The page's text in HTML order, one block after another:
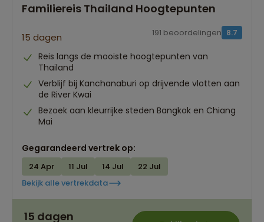
Familiereis Thailand Hoogtepunten
15 dagen 8.7
191 beoordelingen
Reis langs de mooiste hoogtepunten van
Thailand
Verblijf bij Kanchanaburi op drijvende vlotten aan
de River Kwai
Bezoek aan kleurrijke steden Bangkok en Chiang
Mai
Gegarandeerd vertrek op:
24 Apr 11 Jul 14 Jul
22 Jul
Bekijk alle vertrekdata
15 dagen